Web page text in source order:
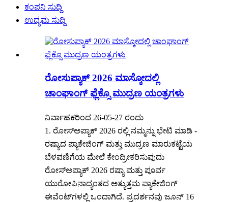
ಕಂಪನಿ ಸುದ್ದಿ
ಉದ್ಯಮ ಸುದ್ದಿ
ರೋಸುಪ್ಯಾಕ್ 2026 ಮಾಸ್ಕೋದಲ್ಲಿ
ಚಾಂಘಾಂಗ್ ಫ್ಲೆಕ್ಸೊ ಮುದ್ರಣ ಯಂತ್ರಗಳು
ನಿರ್ವಾಹಕರಿಂದ 26-05-27 ರಂದು
1. ರೋಸ್‌ಅಪ್ಯಾಕ್ 2026 ರಲ್ಲಿ ನಮ್ಮನ್ನು ಭೇಟಿ ಮಾಡಿ -
ರಷ್ಯಾದ ಪ್ಯಾಕೇಜಿಂಗ್ ಮತ್ತು ಮುದ್ರಣ ಮಾರುಕಟ್ಟೆಯ
ಬೆಳವಣಿಗೆಯ ಮೇಲೆ ಕೇಂದ್ರೀಕರಿಸುವುದು
ರೋಸ್‌ಅಪ್ಯಾಕ್ 2026 ರಷ್ಯಾ ಮತ್ತು ಪೂರ್ವ
ಯುರೋಪಿನಾದ್ಯಂತದ ಅತ್ಯುತ್ತಮ ಪ್ಯಾಕೇಜಿಂಗ್
ಈವೆಂಟ್‌ಗಳಲ್ಲಿ ಒಂದಾಗಿದೆ. ಪ್ರದರ್ಶನವು ಜೂನ್ 16